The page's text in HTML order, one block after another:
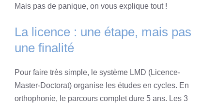
Mais pas de panique, on vous explique tout !
La licence : une étape, mais pas
une finalité
Pour faire très simple, le système LMD (Licence-
Master-Doctorat) organise les études en cycles. En
orthophonie, le parcours complet dure 5 ans. Les 3